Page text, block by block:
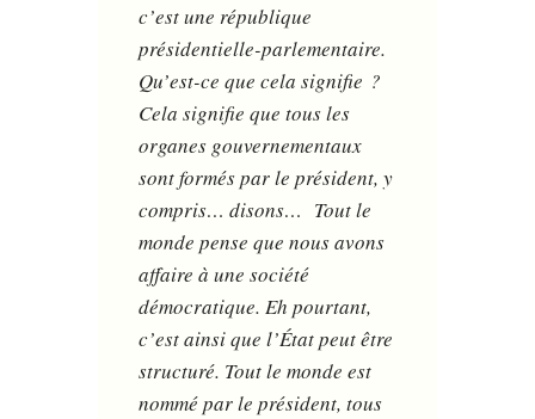
c’est une république
présidentielle-parlementaire.
Qu’est-ce que cela signifie ?
Cela signifie que tous les
organes gouvernementaux
sont formés par le président, y
compris… disons… Tout le
monde pense que nous avons
affaire à une société
démocratique. Eh pourtant,
c’est ainsi que l’État peut être
structuré. Tout le monde est
nommé par le président, tous